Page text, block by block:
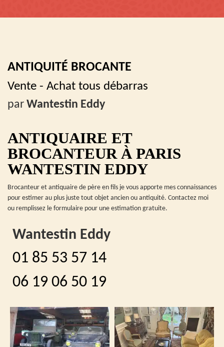
ANTIQUITÉ BROCANTE
Vente - Achat tous débarras
par Wantestin Eddy
ANTIQUAIRE ET
BROCANTEUR À PARIS
WANTESTIN EDDY
Brocanteur et antiquaire de père en fils je vous apporte mes connaissances
pour estimer au plus juste tout objet ancien ou antiquité. Contactez moi
ou remplissez le formulaire pour une estimation gratuite.
Wantestin Eddy
01 85 53 57 14
06 19 06 50 19